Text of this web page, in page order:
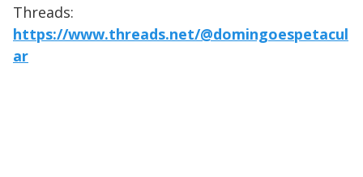
Threads:
https://www.threads.net/@domingoespetacul
ar